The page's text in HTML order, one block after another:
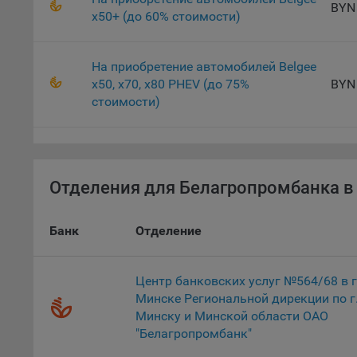
для
При
x50+ (до 60% стоимости)
BYN
На приобретение автомобилей Belgee
х50, x70, х80 PHEV (до 75%
стоимости)
BYN
Отделения для Белагропромбанка
Банк Отделение
Центр банковских услуг №564/68 в
Минске Региональной дирекции по г.
Минску и Минской области ОАО
"Белагропромбанк"